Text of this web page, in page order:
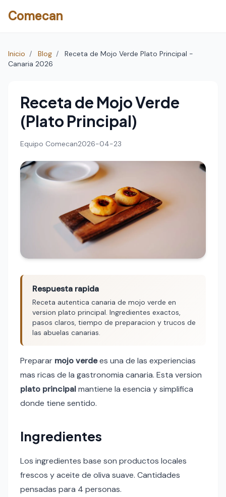
Comecan
Inicio / Blog /
Receta de Mojo Verde Plato Principal -
Canaria 2026
Receta de Mojo Verde
(Plato Principal)
Equipo Comecan2026-04-23
Respuesta rapida
Receta autentica canaria de mojo verde en
version plato principal. Ingredientes exactos,
pasos claros, tiempo de preparacion y trucos de
las abuelas canarias.
Preparar mojo verdees una de las experiencias
mas ricas de la gastronomia canaria. Esta version
plato principalmantiene la esencia y simplifica
donde tiene sentido.
Ingredientes
Los ingredientes base son productos locales
frescos y aceite de oliva suave. Cantidades
pensadas para 4 personas.